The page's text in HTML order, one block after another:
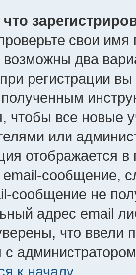
свои имя
возможны два
регистрации
чтобы все новые
или
отображается
email-сообщение,
сообщение не
адрес email
что ввели
с
к началу